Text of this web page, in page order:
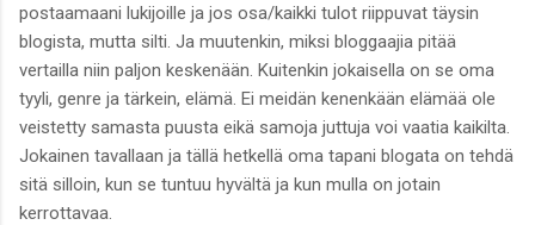
postaamaani lukijoille ja jos osa/kaikki tulot riippuvat täysin
blogista, mutta silti. Ja muutenkin, miksi bloggaajia pitää
vertailla niin paljon keskenään. Kuitenkin jokaisella on se oma
tyyli, genre ja tärkein, elämä. Ei meidän kenenkään elämää ole
veistetty samasta puusta eikä samoja juttuja voi vaatia kaikilta.
Jokainen tavallaan ja tällä hetkellä oma tapani blogata on tehdä
sitä silloin, kun se tuntuu hyvältä ja kun mulla on jotain
kerrottavaa.